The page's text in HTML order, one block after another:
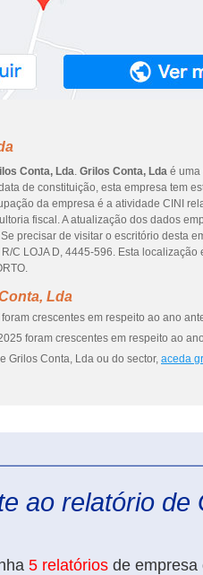
Conta, Lda. Grilos Conta, Lda é uma
de constituição, esta empresa tem
da empresa é a atividade CINI
fiscal. A atualização dos dados
precisar de visitar o escritório desta
C LOJA D, 4445-596. Esta localização
Lda
crescentes em respeito ao ano
foram crescentes em respeito ao
Grilos Conta, Lda ou do sector, aceda
ao relatório de
5 relatórios de empresa